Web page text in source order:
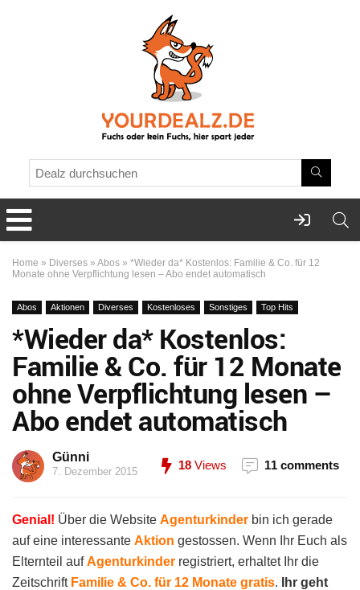
Home » Diverses » Abos » *Wieder da* Kostenlos: Familie & Co. für 12
Monate ohne Verpflichtung lesen – Abo endet automatisch
Abos Aktionen Diverses Kostenloses Sonstiges Top Hits
*Wieder da* Kostenlos:
Familie & Co. für 12 Monate
ohne Verpflichtung lesen –
Abo endet automatisch
Günni
7. Dezember 2015 18 Views 11 comments
Genial! Über die Website Agenturkinder bin ich gerade
auf eine interessante Aktion gestossen. Wenn Ihr Euch als
Elternteil aufAgenturkinder registriert, erhaltet Ihr die
Zeitschrift Familie & Co. für 12 Monate gratis.
Ihr geht